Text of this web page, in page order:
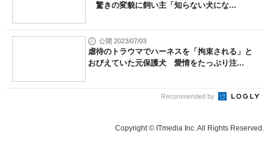
驚きの変貌に飼い主「知らない犬にな...
公開 2023/07/03
虐待のトラウマでハーネスを「拘束される」と
おびえていた元保護犬 愛情をたっぷり注...
Recommended by
Copyright © ITmedia Inc. All Rights Reserved.